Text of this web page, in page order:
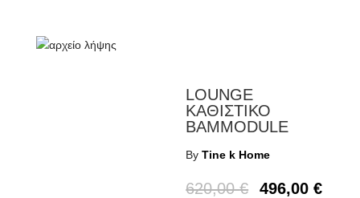
LOUNGE
ΚΑΘΙΣΤΙΚΟ
BAMMODULE
ByTine k Home
620,00€ 496,00€